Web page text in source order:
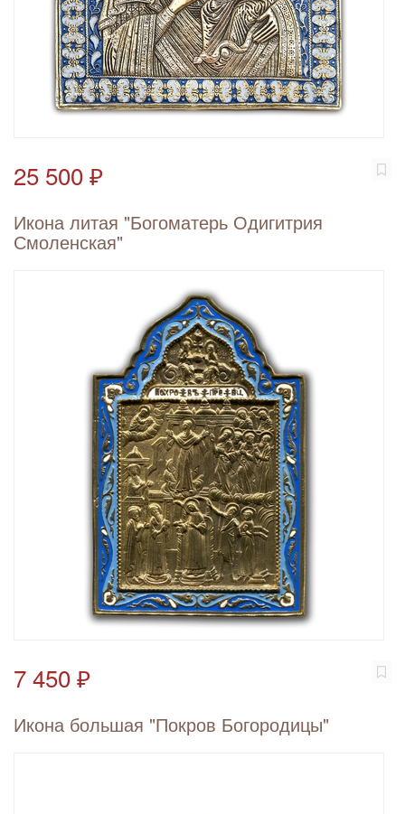
25 500 ₽
Икона литая "Богоматерь Одигитрия
Смоленская"
7 450 ₽
Икона большая "Покров Богородицы"